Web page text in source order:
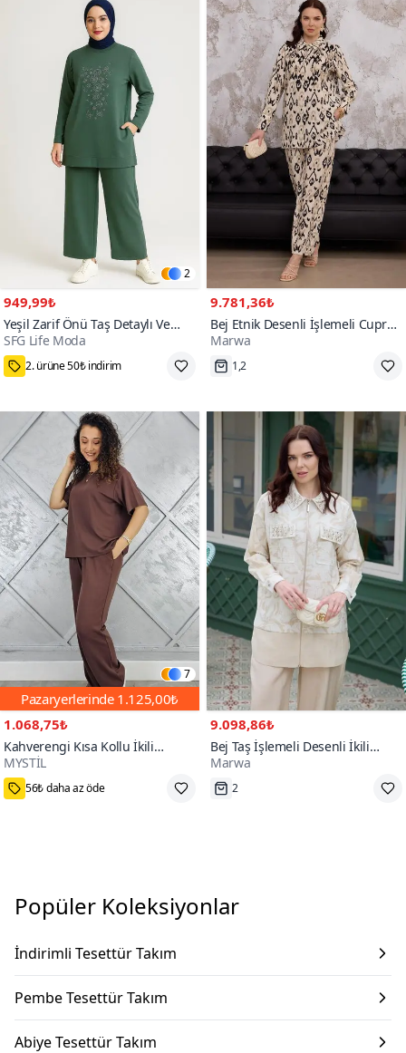
2
949,99₺
Yeşil Zarif Önü Taş Detaylı Ve
Bisiklet Yaka Tunik Pantolon İkili
Tesettür Takım
SFG Life Moda
M,L,XL,2XL
9.781,36₺
Bej Etnik Desenli İşlemeli Cupra
İkili Tesettür Takım
Marwa
Tükenmek Üzere
7
Pazaryerlerinde 1.125,00₺
1.068,75₺
Kahverengi Kısa Kollu İkili
Tesettür Takım
MYSTİL
L,XL,2XL
9.098,86₺
Bej Taş İşlemeli Desenli İkili
Tesettür Takım
Marwa
Tükenmek Üzere
Popüler Koleksiyonlar
İndirimli Tesettür Takım
Pembe Tesettür Takım
Abiye Tesettür Takım